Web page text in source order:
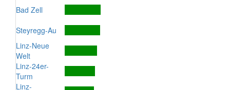
Bad Zell
Steyregg-Au
Linz-Neue
Welt
Linz-24er-
Turm
Linz-